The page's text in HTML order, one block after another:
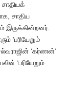
சாதிய
இருக்கின்றனர்.
‘பரியேறும்
‘கர்ணன்’
‘பரியேறும்